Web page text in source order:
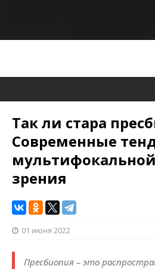
Так ли стара
Современные
зрения
01 июня 2022
Пресбиопия – это